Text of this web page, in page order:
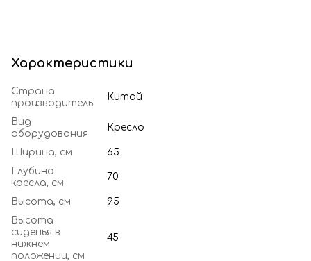
Характеристики
Страна
производитель
Китай
Вид
оборудования
Кресло
Ширина, см
65
Глубина
кресла, см
70
Высота, см
95
Высота
сиденья в
нижнем
положении, см
45